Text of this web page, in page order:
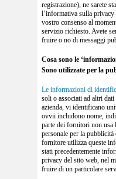
registrazione), ne sarete
l’informativa sulla privacy
vostro consenso al
servizio richiesto. Avete
fruire o no di messaggi
Cosa sono le
Sono utilizzate per la
Le informazioni di
soli o associati ad altri
azienda, vi identificano
ovvii includono nome,
parte dei fornitori non
personale per la
fornitore utilizza queste
stati precedentemente
privacy del sito web, nel
fruire di un particolare